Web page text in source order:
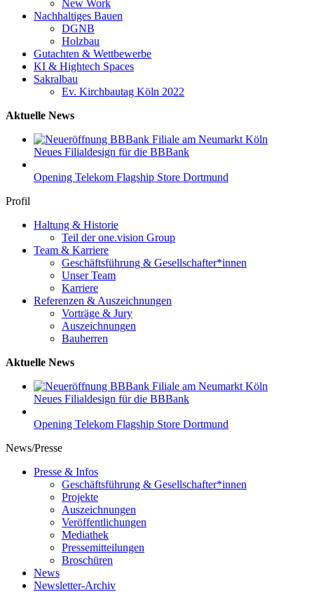
New Work
Nachhaltiges Bauen
DGNB
Holzbau
Gutachten & Wettbewerbe
KI & Hightech Spaces
Sakralbau
Ev. Kirchbautag Köln 2022
Aktuelle News
Neues Filialdesign für die BBBank
Opening Telekom Flagship Store Dortmund
Profil
Haltung & Historie
Teil der one.vision Group
Team & Karriere
Geschäftsführung & Gesellschafter*innen
Unser Team
Karriere
Referenzen & Auszeichnungen
Vorträge & Jury
Auszeichnungen
Bauherren
Aktuelle News
Neues Filialdesign für die BBBank
Opening Telekom Flagship Store Dortmund
News/Presse
Presse & Infos
Geschäftsführung & Gesellschafter*innen
Projekte
Auszeichnungen
Veröffentlichungen
Mediathek
Pressemitteilungen
Broschüren
News
Newsletter-Archiv